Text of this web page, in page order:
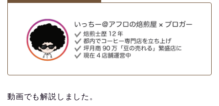
動画でも解説しました。